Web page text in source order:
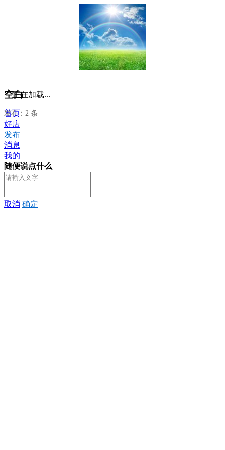
空白
发布：2 条
正在加载...
首页
好店
发布
消息
我的
随便说点什么
取消 确定